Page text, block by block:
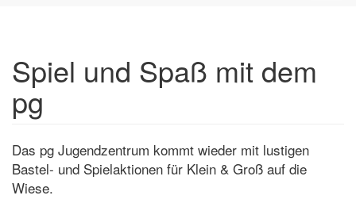
Spiel und Spaß mit dem
pg
Das pg Jugendzentrum kommt wieder mit lustigen
Bastel- und Spielaktionen für Klein & Groß auf die
Wiese.